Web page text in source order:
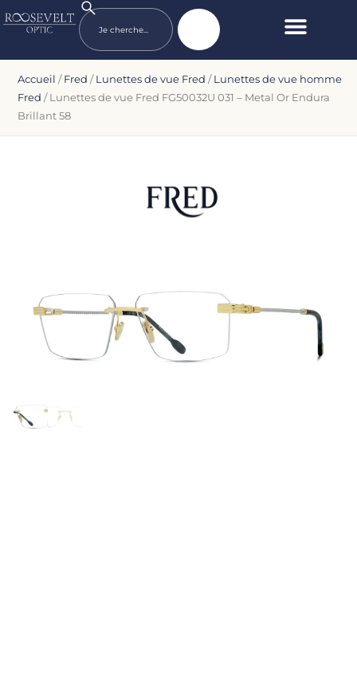
Accueil /Fred /Lunettes de vue Fred /Lunettes de vue homme
Fred / Lunettes de vue Fred FG50032U 031 – Metal Or Endura
Brillant 58